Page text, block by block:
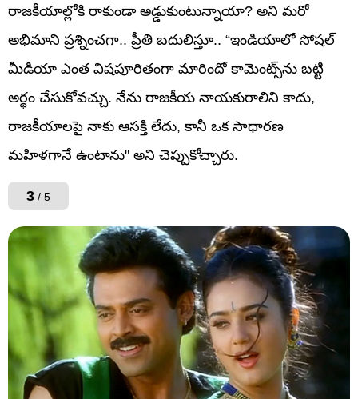
రాజకీయాల్లోకి రాకుండా అడ్డుకుంటున్నాయా? అని మరో
అభిమాని ప్రశ్నించగా.. ప్రీతి బదులిస్తూ.. “ఇండియాలో సోషల్
మీడియా ఎంత విషపూరితంగా మారిందో కామెంట్స్‌ను బట్టి
అర్థం చేసుకోవచ్చు. నేను రాజకీయ నాయకురాలిని కాదు,
రాజకీయాలపై నాకు ఆసక్తి లేదు, కానీ ఒక సాధారణ
మహిళగానే ఉంటాను" అని చెప్పుకోచ్చారు.
3 / 5